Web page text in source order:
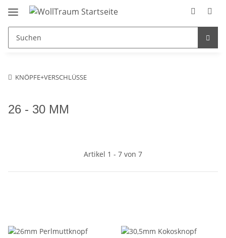
KNÖPFE+VERSCHLÜSSE
26 - 30 MM
Artikel 1 - 7 von 7